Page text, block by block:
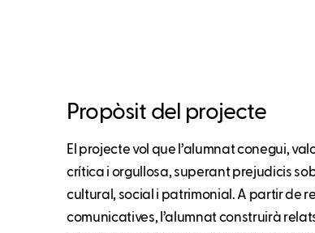
Propòsit del projecte
El projecte vol que l’alumnat conegui,
crítica i orgullosa, superant prejudicis
cultural, social i patrimonial. A partir de
comunicatives, l’alumnat construirà